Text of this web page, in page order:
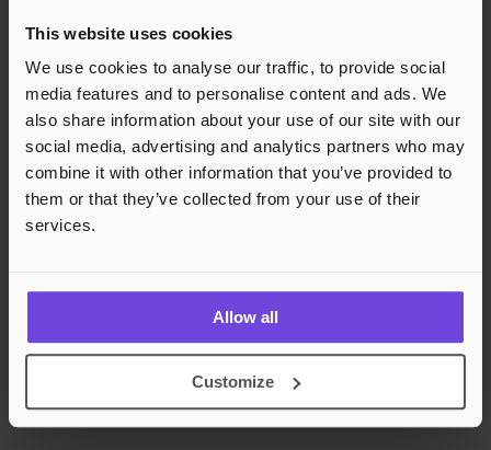
This website uses cookies
We use cookies to analyse our traffic, to provide social
media features and to personalise content and ads. We
also share information about your use of our site with our
social media, advertising and analytics partners who may
combine it with other information that you’ve provided to
them or that they’ve collected from your use of their
services.
Allow all
Customize
Arrangører
Bli Arrangør
Vilkår for Arrangør
Kjøpere
Vilkår for Kjøper
Opprett konto
Kundestøtte
Juridisk